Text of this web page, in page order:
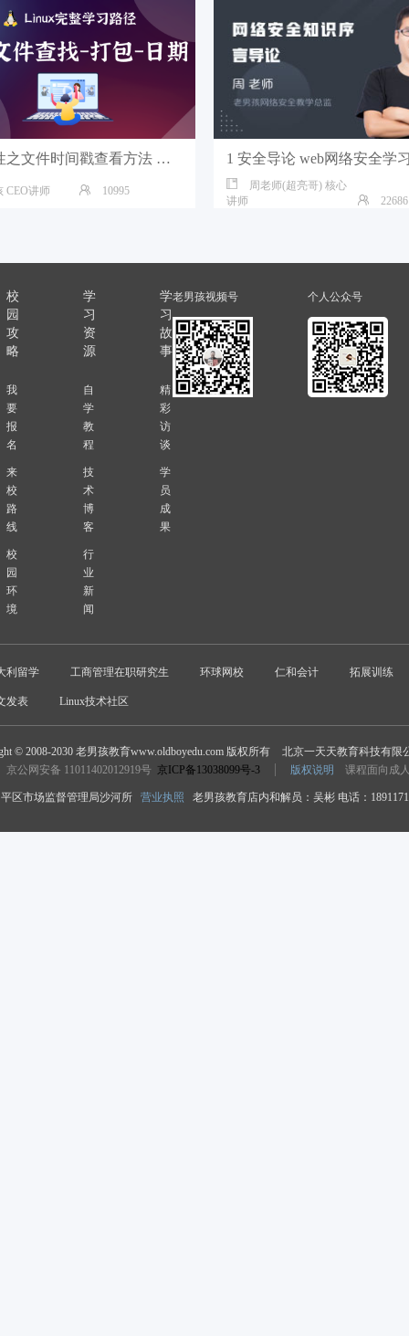
文件属性之文件时间戳查看方法 老男孩Linux培训
CEO讲师 10995
周老师(超亮哥) 核心
讲师
22686
校
园
攻
略
我
要
报
名
来
校
路
线
校
园
环
境
学
习
资
源
自
学
教
程
技
术
博
客
行
业
新
闻
学
习
故
事
精
彩
访
谈
学
员
成
果
老男孩视频号 个人公众号
利留学 工商管理在职研究生 环球网校 仁和会计 拓展训练
发表 Linux技术社区
© 2008-2030 老男孩教育www.oldboyedu.com 版权所有
北京一天天教育科技有限
京公网安备 11011402012919号 京ICP备13038099号-3 版权说明 课程面向成
区市场监督管理局沙河所 营业执照 老男孩教育店内和解员：吴彬 电话：